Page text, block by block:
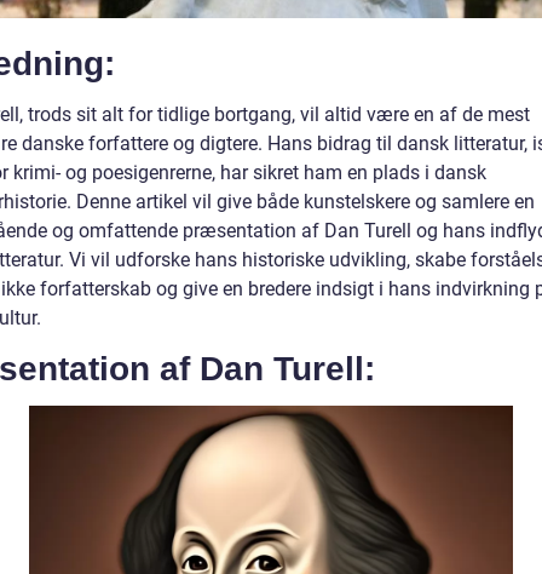
trods sit alt for tidlige bortgang, vil altid være en af de mest
danske forfattere og digtere. Hans bidrag til dansk litteratur,
krimi- og poesigenrerne, har sikret ham en plads i dansk
Denne artikel vil give både kunstelskere og samlere en
og omfattende præsentation af Dan Turell og hans
Vi vil udforske hans historiske udvikling, skabe
forfatterskab og give en bredere indsigt i hans indvirkning
af Dan Turell: